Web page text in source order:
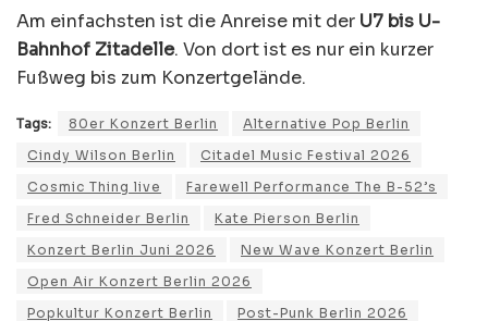
Am einfachsten ist die Anreise mit der U7 bis U-
Bahnhof Zitadelle. Von dort ist es nur ein kurzer
Fußweg bis zum Konzertgelände.
Tags: 80er Konzert Berlin
Alternative Pop Berlin
Cindy Wilson Berlin
Citadel Music Festival 2026
Cosmic Thing live
Farewell Performance The B-52’s
Fred Schneider Berlin
Kate Pierson Berlin
Konzert Berlin Juni 2026
New Wave Konzert Berlin
Open Air Konzert Berlin 2026
Popkultur Konzert Berlin
Post-Punk Berlin 2026